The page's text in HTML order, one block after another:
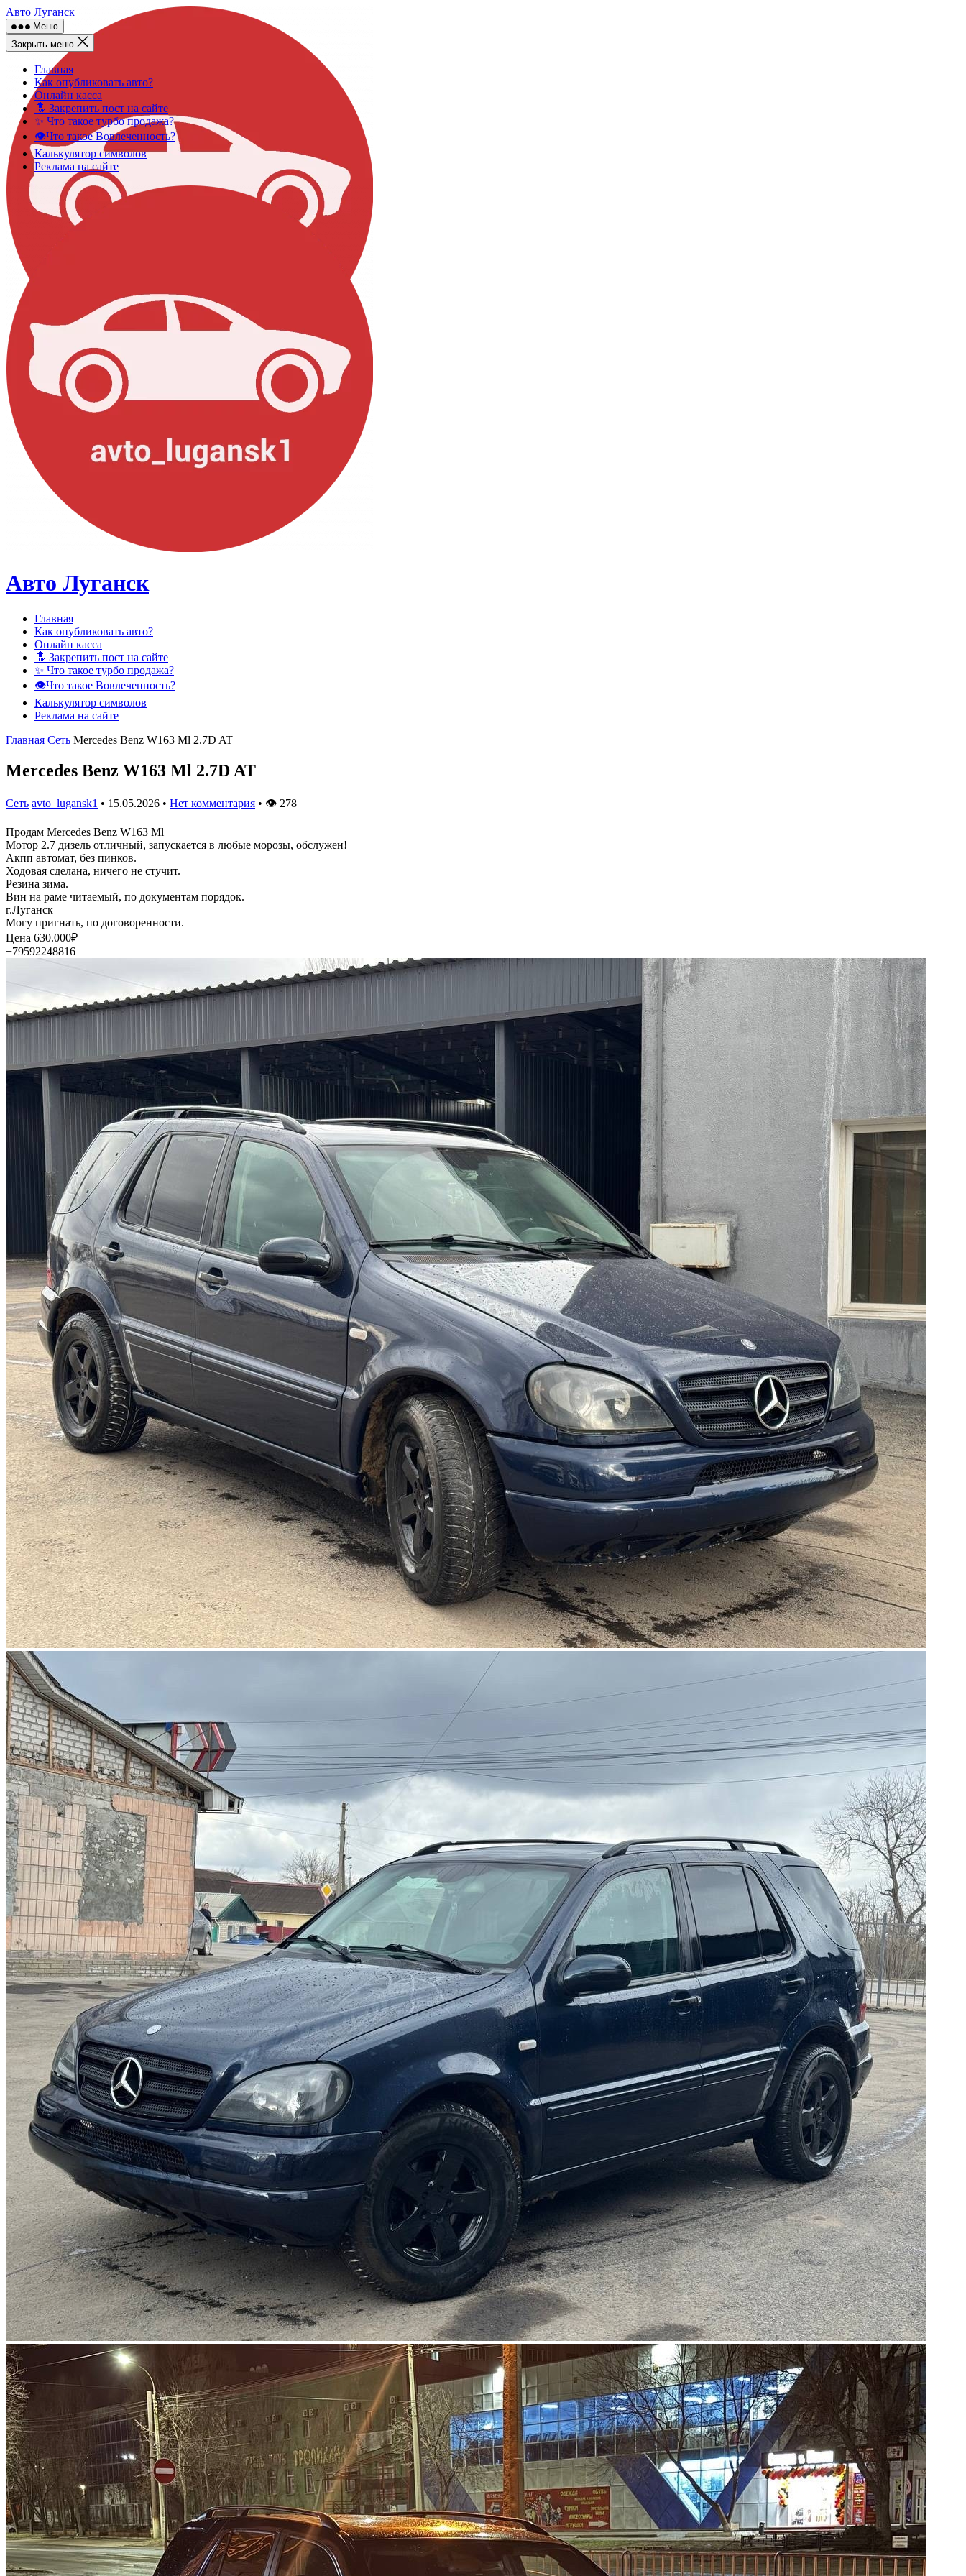
Skip
to
content
Авто Луганск
Меню
Закрыть меню
Главная
Как опубликовать авто?
Онлайн касса
🔝 Закрепить пост на сайте
✨ Что такое турбо продажа?
👁️Что такое Вовлеченность?
Калькулятор символов
Реклама на сайте
Авто Луганск
Главная
Как опубликовать авто?
Онлайн касса
🔝 Закрепить пост на сайте
✨ Что такое турбо продажа?
👁️Что такое Вовлеченность?
Калькулятор символов
Реклама на сайте
Главная Сеть Mercedes Benz W163 Ml 2.7D AT
Mercedes Benz W163 Ml 2.7D AT
Сеть avto_lugansk1 • 15.05.2026 • Нет комментария • 👁 278
Продам Mercedes Benz W163 Ml
Мотор 2.7 дизель отличный, запускается в любые морозы, обслужен!
Акпп автомат, без пинков.
Ходовая сделана, ничего не стучит.
Резина зима.
Вин на раме читаемый, по документам порядок.
г.Луганск
Могу пригнать, по договоренности.
Цена 630.000₽
+79592248816